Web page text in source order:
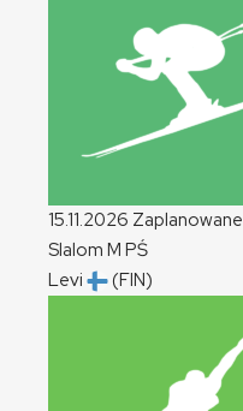
15.11.2026 Zaplanowane
Slalom M PŚ
Levi
(FIN)